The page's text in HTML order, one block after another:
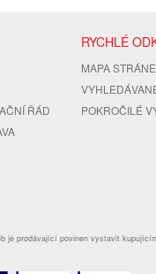
ŘÁD
RYCHLÉ
MAPA
POKROČILÉ
je prodávající povinen vystavit